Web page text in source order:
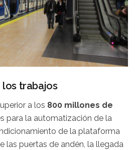
los trabajos
a los 800 millones de
para la automatización de la
de la plataforma
las puertas de andén, la llegada